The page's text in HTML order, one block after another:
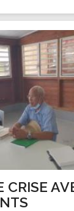
CRISE